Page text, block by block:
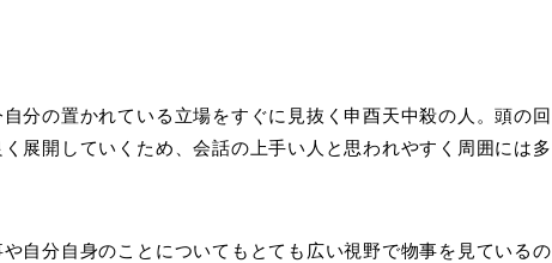
分の置かれている立場をすぐに見抜く申酉天中殺の人。頭の回
展開していくため、会話の上手い人と思われやすく周囲には多
自分自身のことについてもとても広い視野で物事を見ているの